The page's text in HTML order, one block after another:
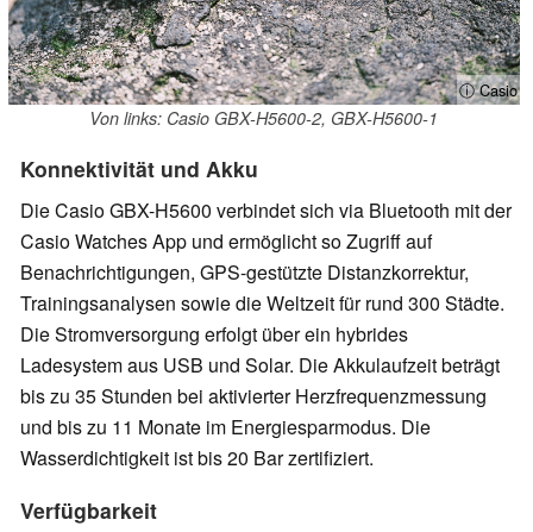
ⓘ Casio
Von links: Casio GBX-H5600-2, GBX-H5600-1
Konnektivität und Akku
Die Casio GBX-H5600 verbindet sich via Bluetooth mit der
Casio Watches App und ermöglicht so Zugriff auf
Benachrichtigungen, GPS-gestützte Distanzkorrektur,
Trainingsanalysen sowie die Weltzeit für rund 300 Städte.
Die Stromversorgung erfolgt über ein hybrides
Ladesystem aus USB und Solar. Die Akkulaufzeit beträgt
bis zu 35 Stunden bei aktivierter Herzfrequenzmessung
und bis zu 11 Monate im Energiesparmodus. Die
Wasserdichtigkeit ist bis 20 Bar zertifiziert.
Verfügbarkeit